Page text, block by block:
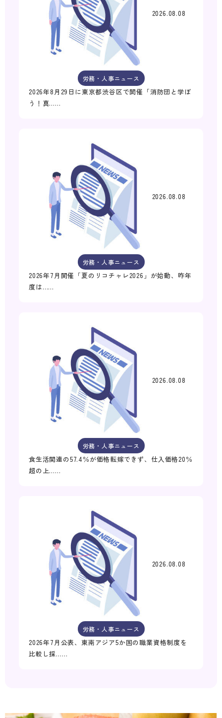
2026.08.08
労務・人事ニュース
2026年8月29日に東京都渋谷区で開催「消防団と学ぼ
う！真……
2026.08.08
労務・人事ニュース
2026年7月開催「夏のリコチャレ2026」が始動、昨年
度は……
2026.08.08
労務・人事ニュース
食生活関連の57.4％が価格転嫁できず、仕入価格20％
超の上……
2026.08.08
労務・人事ニュース
2026年7月公表、東南アジア5か国の職業資格制度を
比較し採……